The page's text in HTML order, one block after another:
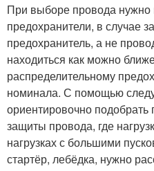
При выборе провода нужно
предохранители, в случае
предохранитель, а не
находиться как можно
распределительному
номинала. С помощью
ориентировочно подобрать
защиты провода, где
нагрузках с большими
стартёр, лебёдка, нужно